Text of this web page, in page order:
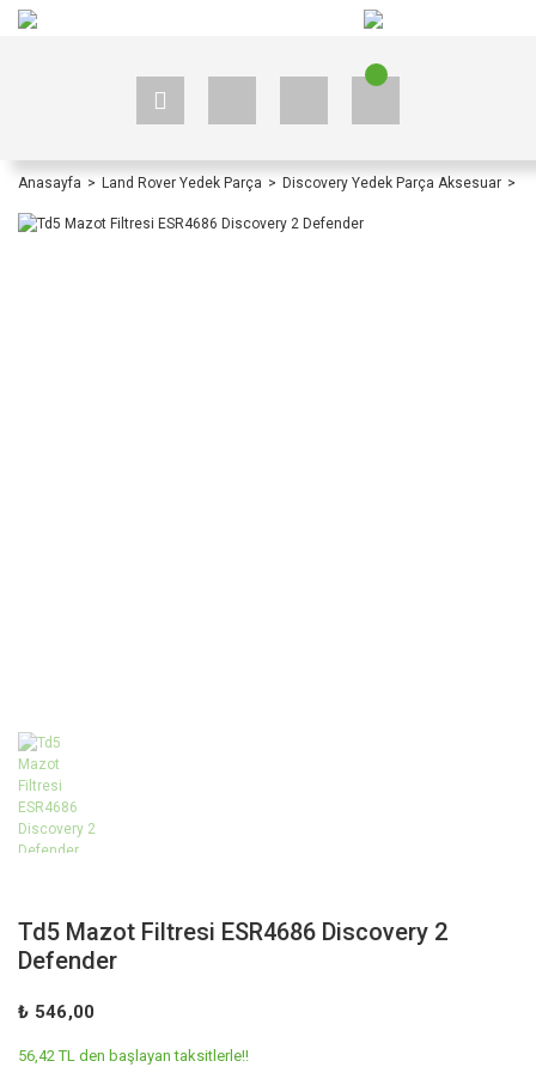
Anasayfa Land Rover Yedek Parça Discovery Yedek Parça Aksesuar
Td5 Mazot Filtresi ESR4686 Discovery 2
Defender
₺ 546,00
56,42 TL den başlayan taksitlerle!!